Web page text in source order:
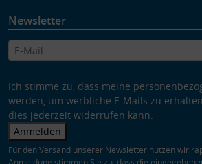
Newsletter
Ich stimme zu, dass meine
werden, um werbliche E-Mails zu
dies jederzeit widerrufen kann.
Anmelden
Für den Versand unserer Newsletter nutzen wir